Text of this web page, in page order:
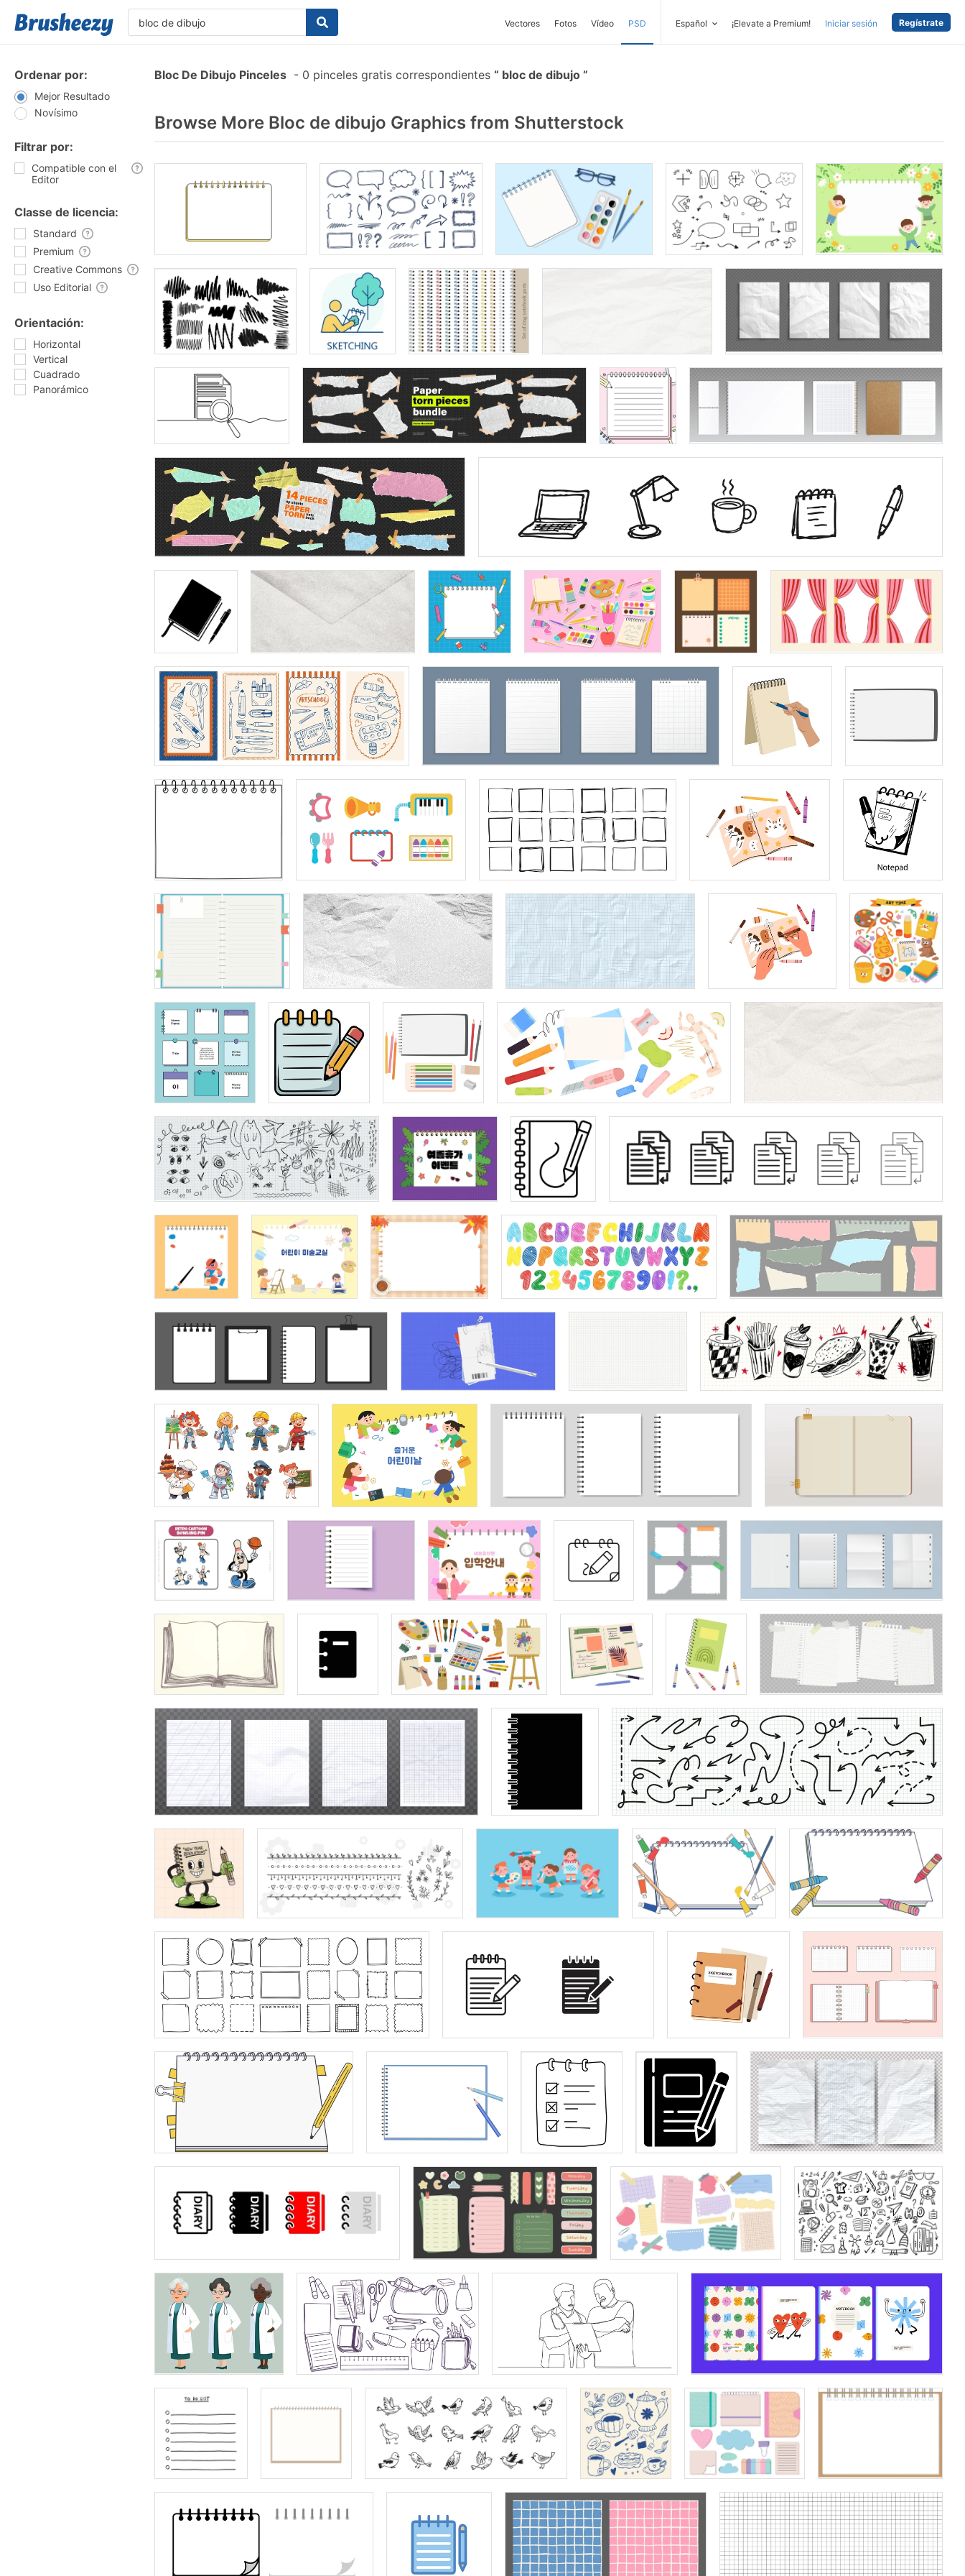
Vectores Fotos Vídeo PSD Español ¡Elevate a Premium! Iniciar sesión Regístrate
Ordenar por:
Mejor Resultado
Novísimo
Filtrar por:
Compatible con el
Editor
Classe de licencia:
Standard
Premium
Creative Commons
Uso Editorial
Orientación:
Horizontal
Vertical
Cuadrado
Panorámico
Bloc De Dibujo Pinceles - 0 pinceles gratis correspondientes bloc de dibujo
Browse More Bloc de dibujo Graphics from Shutterstock